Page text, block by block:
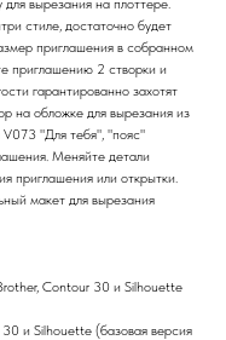
вырезания на плоттере.
стиле, достаточно будет
приглашения в собранном
приглашению 2 створки и
гарантированно захотят
на обложке для вырезания из
"Для тебя", "пояс"
Меняйте детали
приглашения или открытки.
макет для вырезания
Contour 30 и Silhouette
и Silhouette (базовая версия